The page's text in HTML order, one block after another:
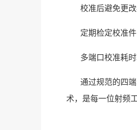
校准后避免更
定期检定校准
多端口校准耗
通过规范的四
术，是每一位射频